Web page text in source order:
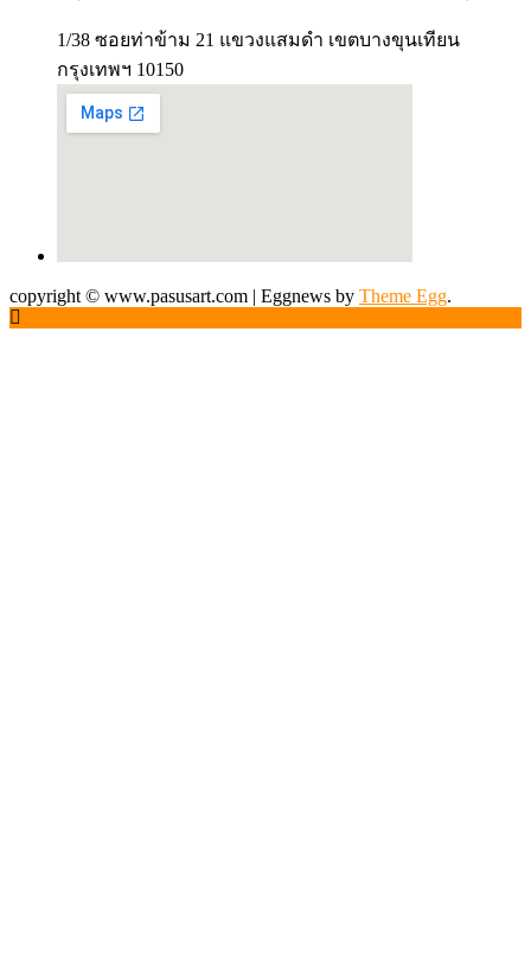
1/38 ซอยท่าข้าม 21 แขวงแสมดำ เขตบางขุนเทียน
กรุงเทพฯ 10150
copyright © www.pasusart.com | Eggnews by Theme Egg.